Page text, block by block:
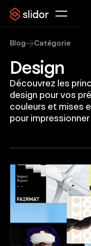
Blog Catégorie
Design
Découvrez les
design pour vos
couleurs et mises
pour